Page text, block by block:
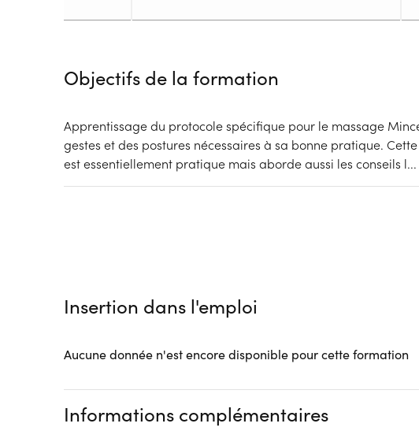
Durée en centre :5h
Rythme :
Temps partiel
Parcours collectif
Lieu de formation
Accueil sur le lieu de formation
Restauration :Pas de restauration
Objectifs de la formation
Apprentissage du protocole spécifique pour le massage
gestes et des postures nécessaires à sa bonne pratique.
est essentiellement pratique mais aborde aussi les conseils l...
Insertion dans l'emploi
Aucune donnée n'est encore disponible pour cette formation
Informations complémentaires